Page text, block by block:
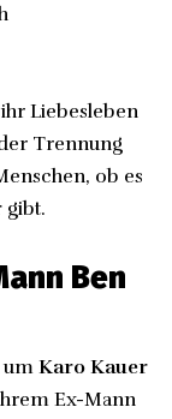
Liebesleben
Trennung
ob es
gibt.
Ben
um Karo Kauer
Ex-Mann